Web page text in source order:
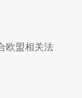
欧盟相关法